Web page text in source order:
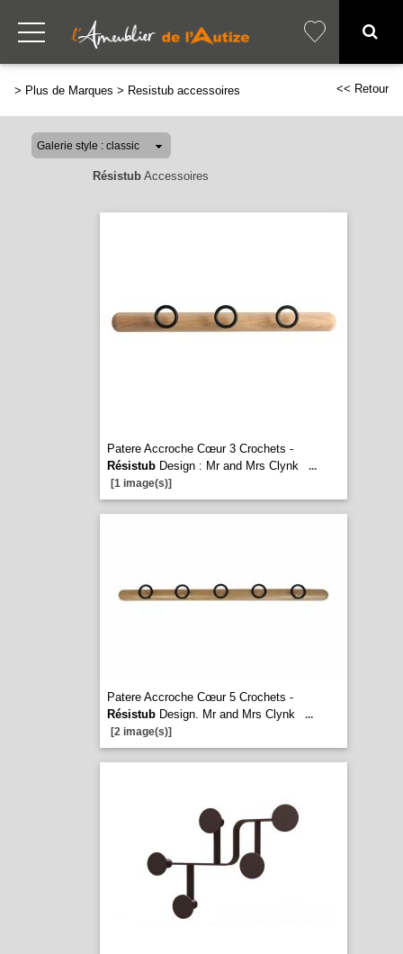
> Plus de Marques > Resistub accessoires << Retour
RésistubAccessoires
Patere Accroche Cœur 3 Crochets -
RésistubDesign : Mr and Mrs Clynk
...
[1 image(s)]
Patere Accroche Cœur 5 Crochets -
RésistubDesign. Mr and Mrs Clynk
...
[2 image(s)]